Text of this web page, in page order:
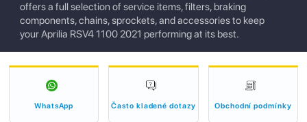
offers a full selection of service items, filters, braking
components, chains, sprockets, and accessories to keep
your Aprilia RSV4 1100 2021 performing at its best.
WhatsApp Často kladené dotazy Obchodní podmínky